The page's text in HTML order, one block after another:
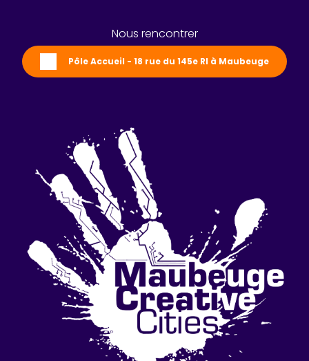
Nous rencontrer
Pôle Accueil - 18 rue du 145e RI à Maubeuge